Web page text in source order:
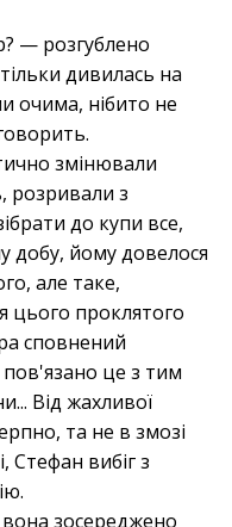
— розгублено
дивилась на
нібито не
змінювали
розривали з
до купи все,
добу, йому довелося
але таке,
цього проклятого
сповнений
це з тим
Від жахливої
та не в змозі
Стефан вибіг з
зосереджено